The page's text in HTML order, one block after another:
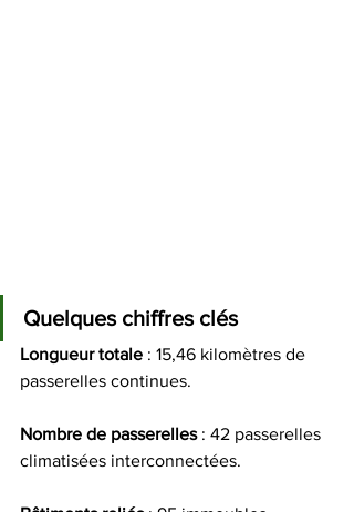
Quelques chiffres clés
Longueur totale : 15,46 kilomètres de
passerelles continues.
Nombre de passerelles : 42 passerelles
climatisées interconnectées.